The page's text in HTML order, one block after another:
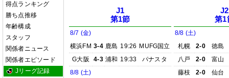
得点ランキング
勝ち点推移
年齢構成
スタッフ
関係者ニュース
関係者エピソード
Jリーグ記録
J1
第1節
8/7 (金)
横浜FM 3-4 鹿島 19:26 MUFG国立
G大阪
4-3 浦和 19:33
パナスタ
8/8 (土)
J2
第1
8/8 (土)
札幌
2-0
徳島
八戸
2-0
富山
藤枝
2-0
仙台